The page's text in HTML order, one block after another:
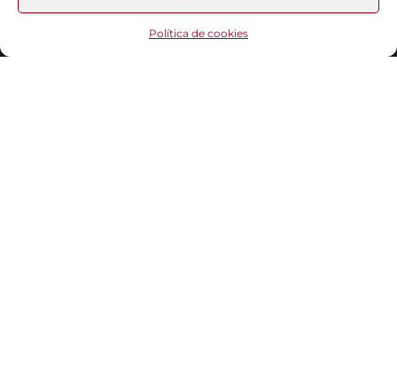
Política de cookies
Funciona gracias aWordPress |Tema:Head Blog